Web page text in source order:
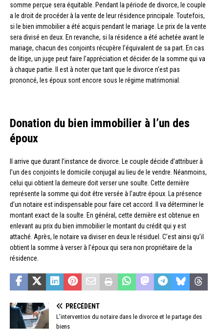
somme perçue sera équitable. Pendant la période de divorce, le couple
a le droit de procéder à la vente de leur résidence principale. Toutefois,
si le bien immobilier a été acquis pendant le mariage. Le prix de la vente
sera divisé en deux. En revanche, si la résidence a été achetée avant le
mariage, chacun des conjoints récupère l’équivalent de sa part. En cas
de litige, un juge peut faire l’appréciation et décider de la somme qui va
à chaque partie. Il est à noter que tant que le divorce n’est pas
prononcé, les époux sont encore sous le régime matrimonial.
Donation du bien immobilier à l’un des
époux
Il arrive que durant l’instance de divorce. Le couple décide d’attribuer à
l’un des conjoints le domicile conjugal au lieu de le vendre. Néanmoins,
celui qui obtient la demeure doit verser une soulte. Cette dernière
représente la somme qui doit être versée à l’autre époux. La présence
d’un notaire est indispensable pour faire cet accord. Il va déterminer le
montant exact de la soulte. En général, cette dernière est obtenue en
enlevant au prix du bien immobilier le montant du crédit qui y est
attaché. Après, le notaire va diviser en deux le résiduel. C’est ainsi qu’il
obtient la somme à verser à l’époux qui sera non propriétaire de la
résidence.
PRÉCÉDENT
L’intervention du notaire dans le divorce et le partage des
biens